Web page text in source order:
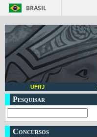
BRASIL
UFRJ
Pesquisar
Concursos